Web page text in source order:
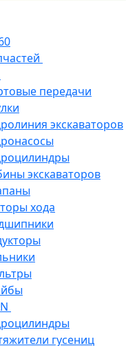
передачи
экскаваторов
экскаваторов
хода
гусениц